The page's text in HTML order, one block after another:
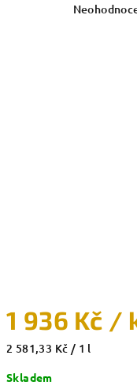
1 936 Kč /
Měrná
2 581,33 Kč / 1 l
Skladem
Průměrné